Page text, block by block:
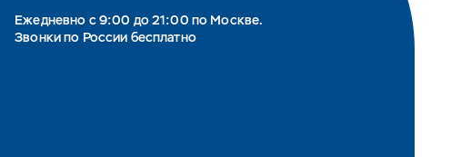
Eжедневно с 9:00 до 21:00 по Москве.
Звонки по России бесплатно